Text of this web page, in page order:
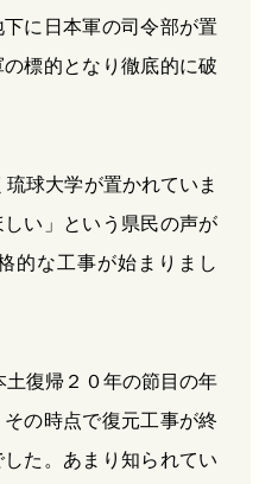
に日本軍の司令部が置
標的となり徹底的に破
球大学が置かれていま
い」という県民の声が
的な工事が始まりまし
復帰２０年の節目の年
の時点で復元工事が終
た。あまり知られてい